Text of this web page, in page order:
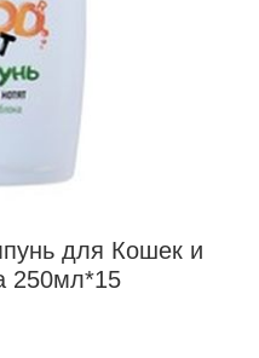
для Кошек и
250мл*15